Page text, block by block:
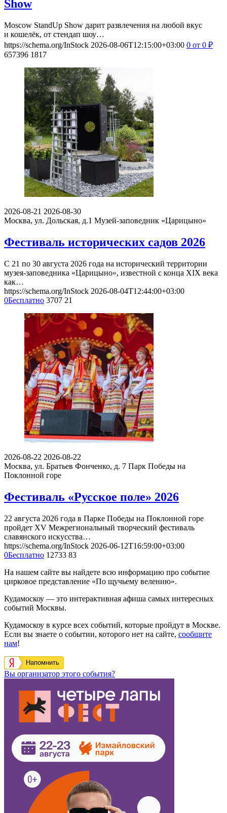
Show
Moscow StandUp Show дарит развлечения на любой вкус
и кошелёк, от стендап шоу…
https://schema.org/InStock 2026-08-06T12:15:00+03:00 0 от 0 ₽
657396 1817
2026-08-21 2026-08-30
Москва, ул. Дольская, д.1 Музей-заповедник «Царицыно»
Фестиваль исторических садов 2026
С 21 по 30 августа 2026 года на исторический территории
музея-заповедника «Царицыно», известной с конца XIX века
как…
https://schema.org/InStock 2026-08-04T12:44:00+03:00
0Бесплатно 3707 21
2026-08-22 2026-08-22
Москва, ул. Братьев Фонченко, д. 7 Парк Победы на
Поклонной горе
Фестиваль «Русское поле» 2026
22 августа 2026 года в Парке Победы на Поклонной горе
пройдет XV Межрегиональный творческий фестиваль
славянского искусства…
https://schema.org/InStock 2026-06-12T16:59:00+03:00
0Бесплатно 12733 83
На нашем сайте вы найдете всю информацию про событие
цирковое представление «По щучьему велению».
Кудамоскоу — это интерактивная афиша самых интересных
событий Москвы.
Кудамоскоу в курсе всех событий, которые пройдут в Москве.
Если вы знаете о событии, которого нет на сайте, сообщите
нам!
Напомнить
Вы организатор этого события?